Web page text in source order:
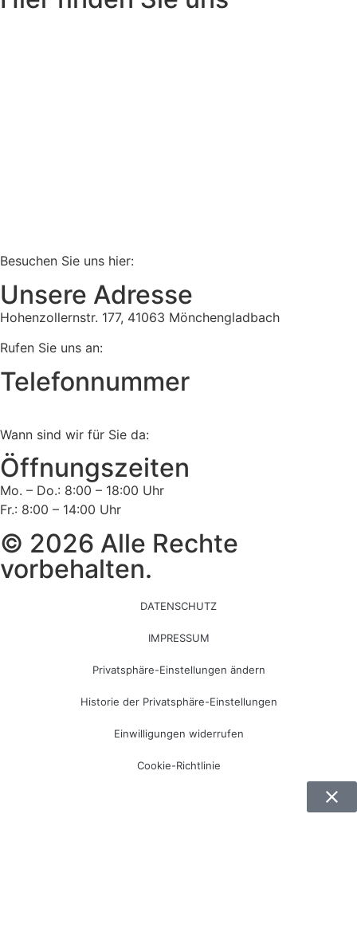
Besuchen Sie uns hier:
Unsere Adresse
Hohenzollernstr. 177, 41063 Mönchengladbach
Rufen Sie uns an:
Telefonnummer
Wann sind wir für Sie da:
Öffnungszeiten
Mo. – Do.: 8:00 – 18:00 Uhr
Fr.: 8:00 – 14:00 Uhr
© 2026 Alle Rechte
vorbehalten.
DATENSCHUTZ
IMPRESSUM
Privatsphäre-Einstellungen ändern
Historie der Privatsphäre-Einstellungen
Einwilligungen widerrufen
Cookie-Richtlinie